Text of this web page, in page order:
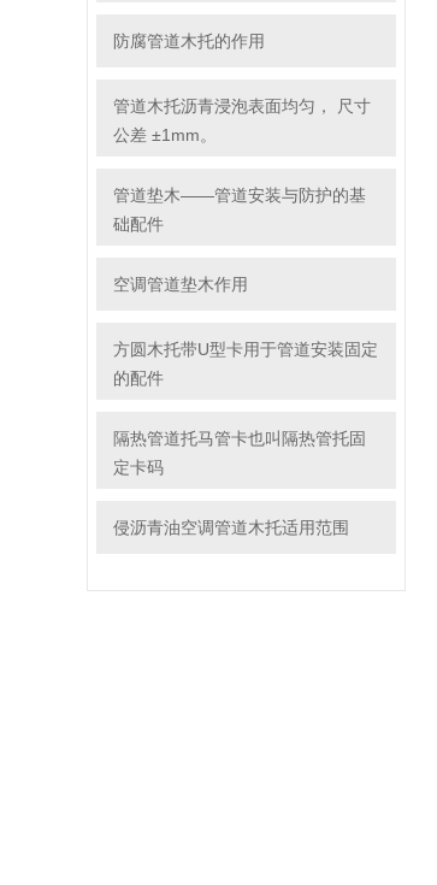
防腐管道木托的作用
管道木托沥青浸泡表面均匀， 尺寸
公差 ±1mm。
管道垫木——管道安装与防护的基
础配件
空调管道垫木作用
方圆木托带U型卡用于管道安装固定
的配件
隔热管道托马管卡也叫隔热管托固
定卡码
侵沥青油空调管道木托适用范围